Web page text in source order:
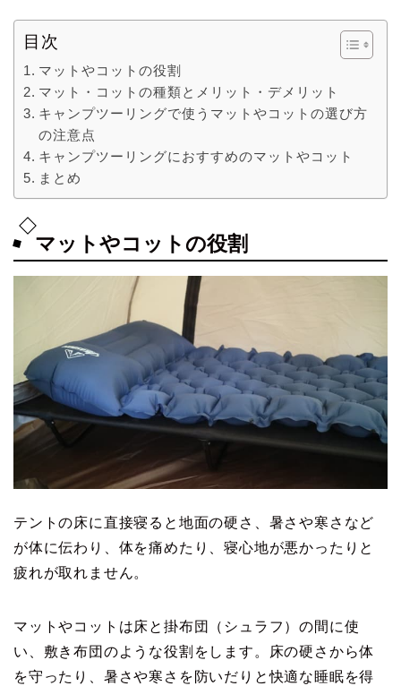
目次
マットやコットの役割
マット・コットの種類とメリット・デメリット
キャンプツーリングで使うマットやコットの選び方
の注意点
キャンプツーリングにおすすめのマットやコット
まとめ
マットやコットの役割
テントの床に直接寝ると地面の硬さ、暑さや寒さなど
が体に伝わり、体を痛めたり、寝心地が悪かったりと
疲れが取れません。
マットやコットは床と掛布団（シュラフ）の間に使
い、敷き布団のような役割をします。床の硬さから体
を守ったり、暑さや寒さを防いだりと快適な睡眠を得